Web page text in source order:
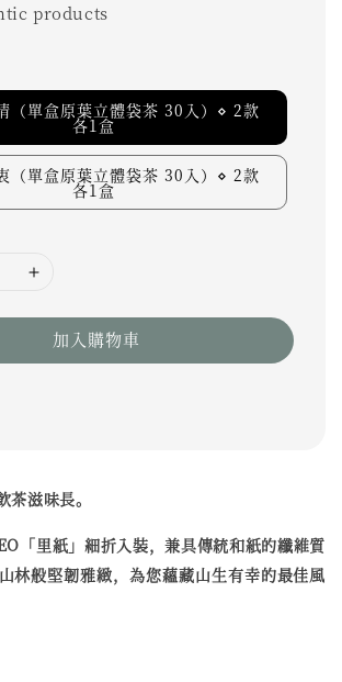
products
（單盒原葉立體袋茶 30入）⋄ 2款
各1盒
（單盒原葉立體袋茶 30入）⋄ 2款
各1盒
加入購物車
滋味長。
「里紙」細折入裝，兼具傳統和紙的纖維質
林般堅韌雅緻，為您蘊藏山生有幸的最佳風